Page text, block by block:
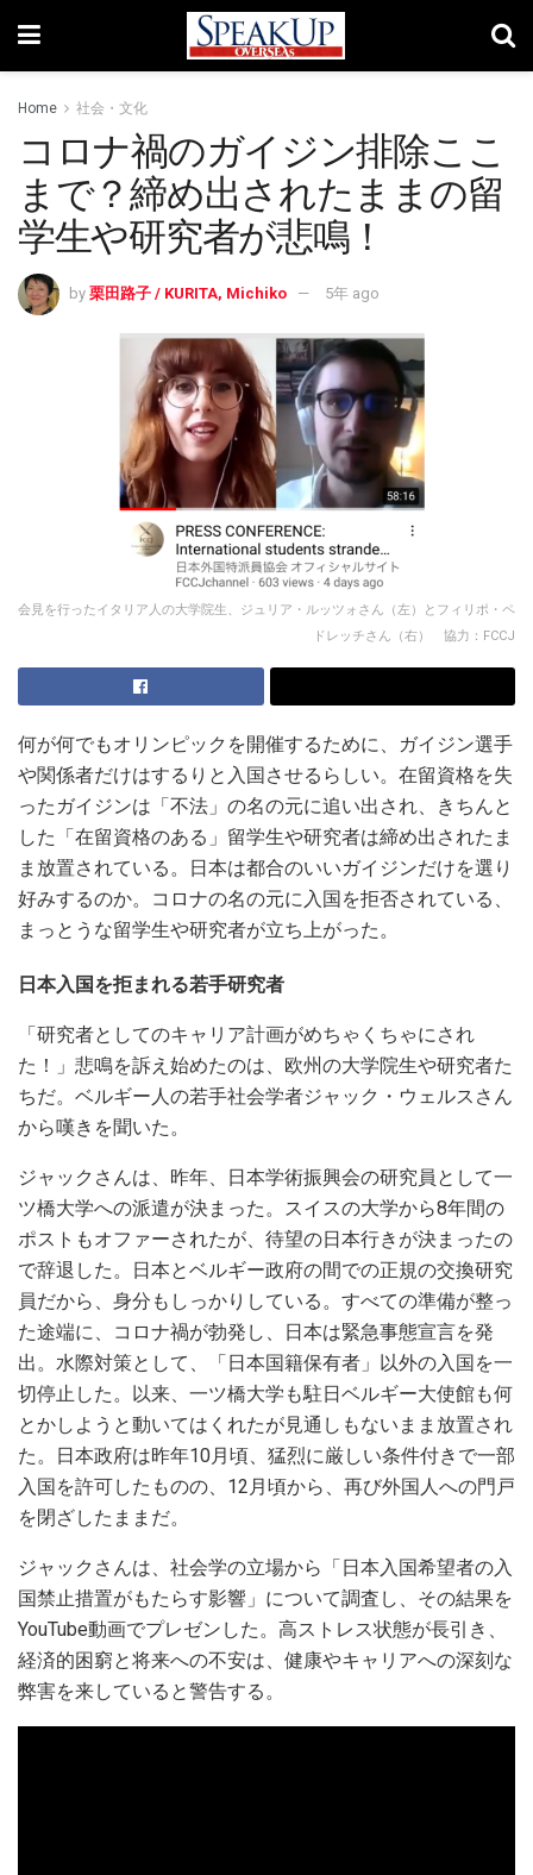
Home 社会・文化
コロナ禍のガイジン排除ここ
まで？締め出されたままの留
学生や研究者が悲鳴！
by 栗田路子 / KURITA, Michiko 5年 ago
会見を行ったイタリア人の大学院生、ジュリア・ルッツォさん（左）とフィリポ・ペ
ドレッチさん（右） 協力：FCCJ
何が何でもオリンピックを開催するために、ガイジン選手
や関係者だけはするりと入国させるらしい。在留資格を失
ったガイジンは「不法」の名の元に追い出され、きちんと
した「在留資格のある」留学生や研究者は締め出されたま
ま放置されている。日本は都合のいいガイジンだけを選り
好みするのか。コロナの名の元に入国を拒否されている、
まっとうな留学生や研究者が立ち上がった。
日本入国を拒まれる若手研究者
「研究者としてのキャリア計画がめちゃくちゃにされ
た！」悲鳴を訴え始めたのは、欧州の大学院生や研究者た
ちだ。ベルギー人の若手社会学者ジャック・ウェルスさん
から嘆きを聞いた。
ジャックさんは、昨年、日本学術振興会の研究員として一
ツ橋大学への派遣が決まった。スイスの大学から8年間の
ポストもオファーされたが、待望の日本行きが決まったの
で辞退した。日本とベルギー政府の間での正規の交換研究
員だから、身分もしっかりしている。すべての準備が整っ
た途端に、コロナ禍が勃発し、日本は緊急事態宣言を発
出。水際対策として、「日本国籍保有者」以外の入国を一
切停止した。以来、一ツ橋大学も駐日ベルギー大使館も何
とかしようと動いてはくれたが見通しもないまま放置され
た。日本政府は昨年10月頃、猛烈に厳しい条件付きで一部
入国を許可したものの、12月頃から、再び外国人への門戸
を閉ざしたままだ。
ジャックさんは、社会学の立場から「日本入国希望者の入
国禁止措置がもたらす影響」について調査し、その結果を
YouTube動画でプレゼンした。高ストレス状態が長引き、
経済的困窮と将来への不安は、健康やキャリアへの深刻な
弊害を来していると警告する。